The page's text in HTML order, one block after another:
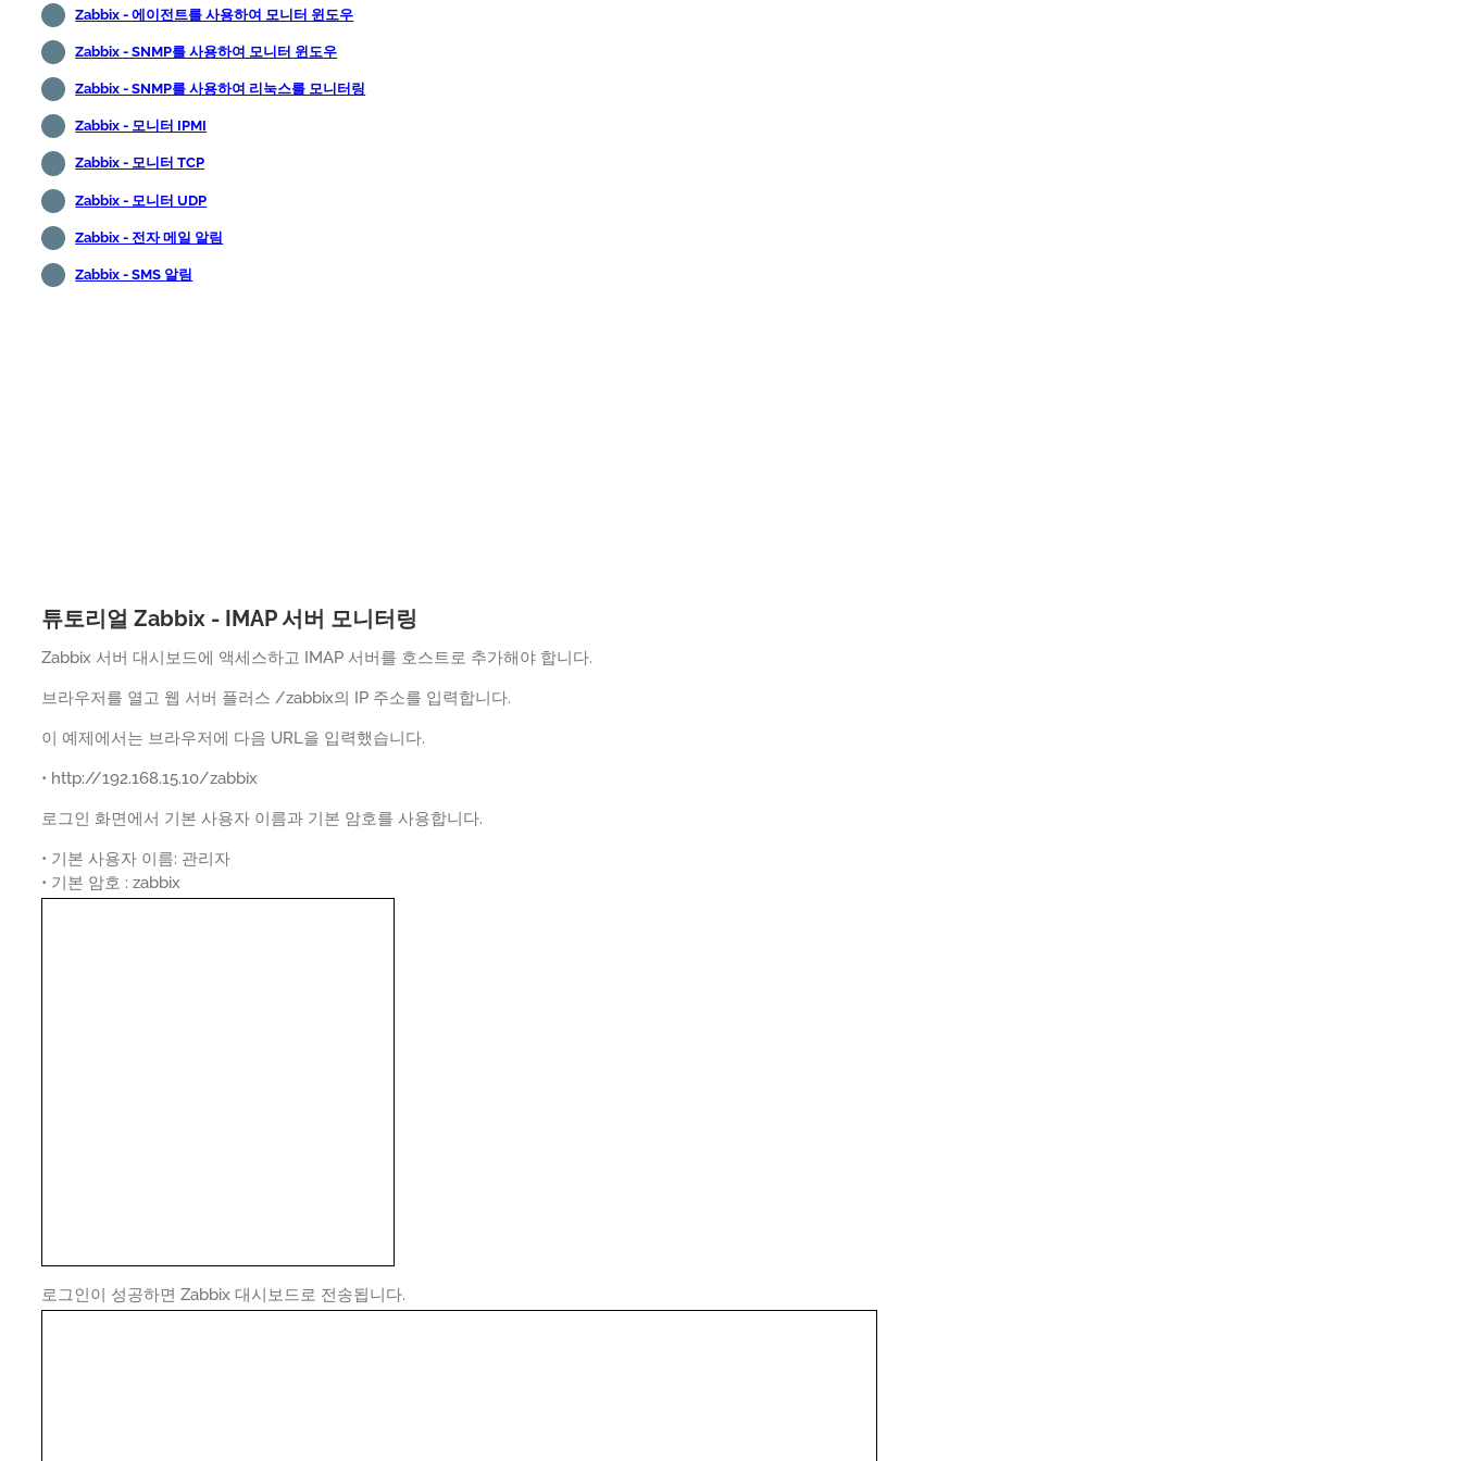
Zabbix - 에이전트를 사용하여 모니터 윈도우
Zabbix - SNMP를 사용하여 모니터 윈도우
Zabbix - SNMP를 사용하여 리눅스를 모니터링
Zabbix - 모니터 IPMI
Zabbix - 모니터 TCP
Zabbix - 모니터 UDP
Zabbix - 전자 메일 알림
Zabbix - SMS 알림
튜토리얼 Zabbix - IMAP 서버 모니터링
Zabbix 서버 대시보드에 액세스하고 IMAP 서버를 호스트로 추가해야 합니다.
브라우저를 열고 웹 서버 플러스 /zabbix의 IP 주소를 입력합니다.
이 예제에서는 브라우저에 다음 URL을 입력했습니다.
• http://192.168.15.10/zabbix
로그인 화면에서 기본 사용자 이름과 기본 암호를 사용합니다.
• 기본 사용자 이름: 관리자
• 기본 암호 : zabbix
로그인이 성공하면 Zabbix 대시보드로 전송됩니다.